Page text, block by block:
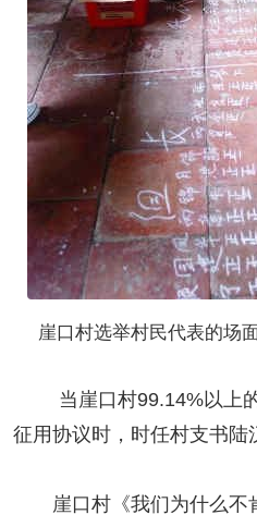
崖口村选举村民代表的场
当崖口村99.14%以上
征用协议时，时任村支书陆
崖口村《我们为什么不